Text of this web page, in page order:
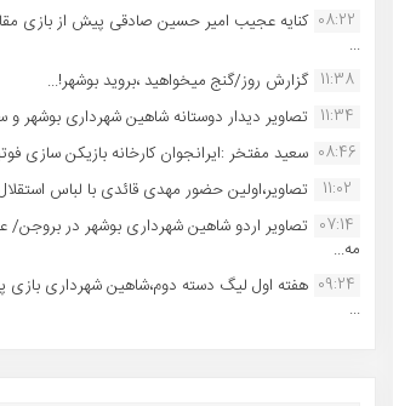
08:22 کنایه عجیب امیر حسین صادقی پیش از بازی
...
11:38 گزارش روز/گنج میخواهید ،بروید بوشهر!...
11:34 تصاویر دیدار دوستانه شاهین شهردارى بوشهر و
08:46 سعید مفتخر :ایرانجوان کارخانه بازیکن سازی
11:02
تصاویر،اولین حضور مهدی قائدی با لباس
07:14 تصاویر اردو شاهین شهرداری بوشهر در
مه...
09:24 هفته اول لیگ دسته دوم،شاهین شهرداری بازی
...